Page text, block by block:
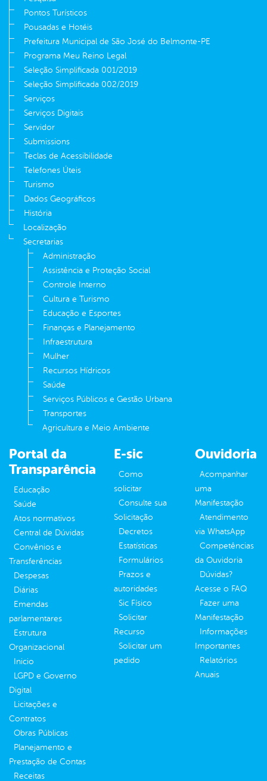
Pontos Turísticos
Pousadas e Hotéis
Prefeitura Municipal de São José do Belmonte-PE
Programa Meu Reino Legal
Seleção Simplificada 001/2019
Seleção Simplificada 002/2019
Serviços
Serviços Digitais
Servidor
Submissions
Teclas de Acessibilidade
Telefones Úteis
Turismo
Dados Geográficos
História
Localização
Secretarias
Administração
Assistência e Proteção Social
Controle Interno
Cultura e Turismo
Educação e Esportes
Finanças e Planejamento
Infraestrutura
Mulher
Recursos Hídricos
Saúde
Serviços Públicos e Gestão Urbana
Transportes
Agricultura e Meio Ambiente
Portal da
Transparência
Educação
Saúde
Atos normativos
Central de Dúvidas
Convênios e
Transferências
Despesas
Diárias
Emendas
parlamentares
Estrutura
Organizacional
Inicio
LGPD e Governo
Digital
Licitações e
Contratos
Obras Públicas
Planejamento e
Prestação de Contas
Receitas
E-sic
Como
solicitar
Consulte sua
Solicitação
Decretos
Estatísticas
Formulários
Prazos e
autoridades
Sic Físico
Solicitar
Recurso
Solicitar um
pedido
Ouvidoria
Acompanhar
uma
Manifestação
Atendimento
via WhatsApp
Competências
da Ouvidoria
Dúvidas?
Acesse o FAQ
Fazer uma
Manifestação
Informações
Importantes
Relatórios
Anuais